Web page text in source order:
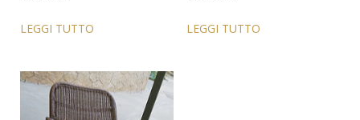
LEGGI TUTTO LEGGI TUTTO